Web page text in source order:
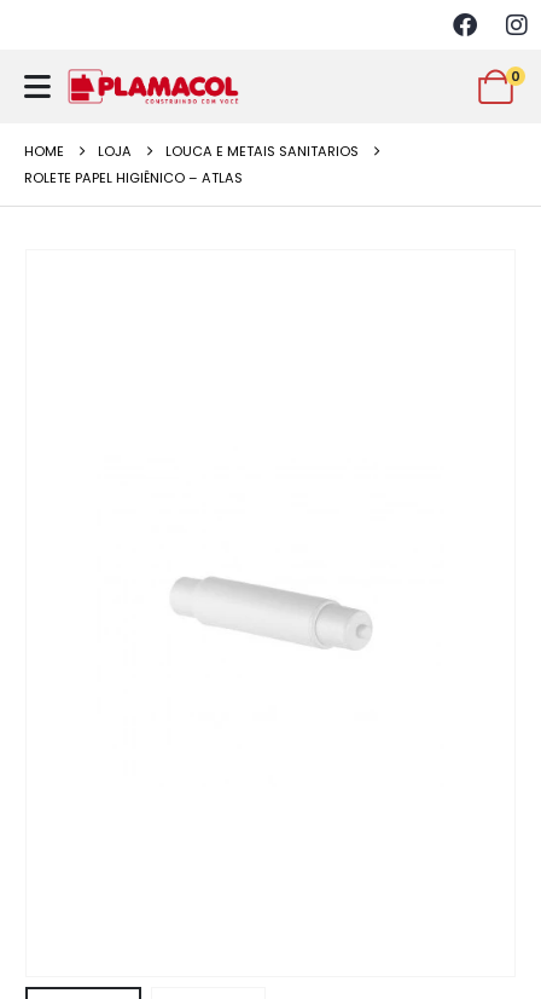
0
HOME LOJA
LOUCA E METAIS SANITARIOS
ROLETE PAPEL HIGIÊNICO – ATLAS